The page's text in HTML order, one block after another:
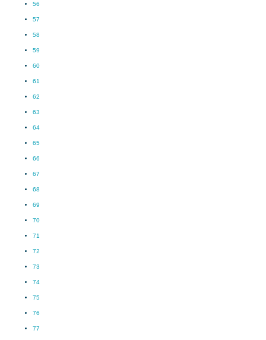
56
57
58
59
60
61
62
63
64
65
66
67
68
69
70
71
72
73
74
75
76
77